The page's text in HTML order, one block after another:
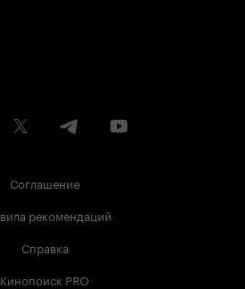
Соглашение
рекомендаций
Справка
Кинопоиск PRO